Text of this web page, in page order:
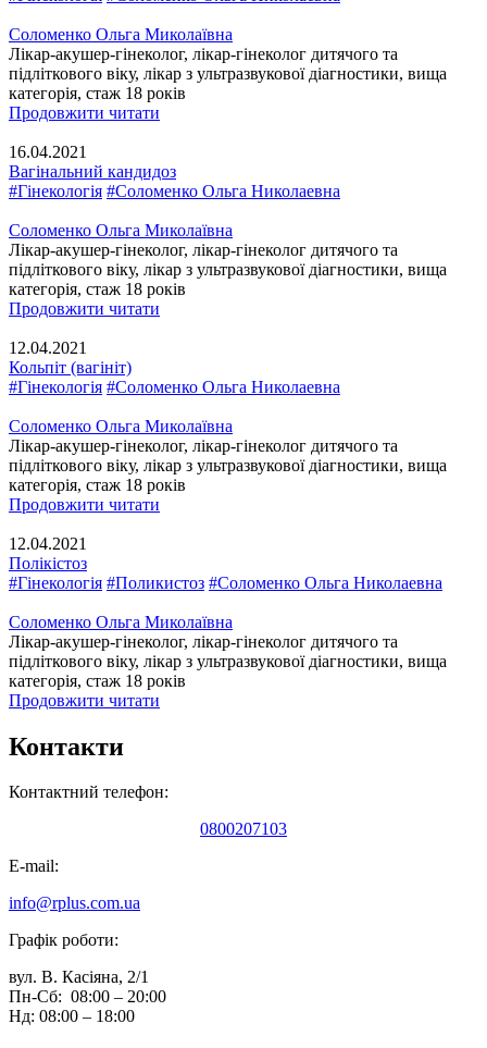
Соломенко Ольга Миколаївна
Лікар-акушер-гінеколог, лікар-гінеколог дитячого та
підліткового віку, лікар з ультразвукової діагностики, вища
категорія, стаж 18 років
Продовжити читати
16.04.2021
Вагінальний кандидоз
#Гінекологія #Соломенко Ольга Николаевна
Соломенко Ольга Миколаївна
Лікар-акушер-гінеколог, лікар-гінеколог дитячого та
підліткового віку, лікар з ультразвукової діагностики, вища
категорія, стаж 18 років
Продовжити читати
12.04.2021
Кольпіт (вагініт)
#Гінекологія #Соломенко Ольга Николаевна
Соломенко Ольга Миколаївна
Лікар-акушер-гінеколог, лікар-гінеколог дитячого та
підліткового віку, лікар з ультразвукової діагностики, вища
категорія, стаж 18 років
Продовжити читати
12.04.2021
Полікістоз
#Гінекологія #Поликистоз #Соломенко Ольга Николаевна
Соломенко Ольга Миколаївна
Лікар-акушер-гінеколог, лікар-гінеколог дитячого та
підліткового віку, лікар з ультразвукової діагностики, вища
категорія, стаж 18 років
Продовжити читати
Контакти
Контактний телефон:
0800207103
E-mail:
info@rplus.com.ua
Графік роботи:
вул. В. Касіяна, 2/1
Пн-Сб: 08:00 – 20:00
Нд: 08:00 – 18:00